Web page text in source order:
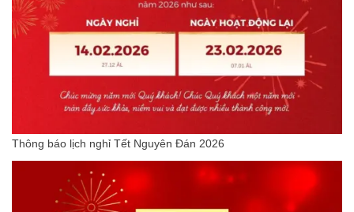
Thông báo lịch nghỉ Tết Nguyên Đán 2026